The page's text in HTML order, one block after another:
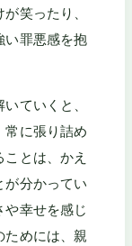
笑ったり、
い罪悪感を抱
ていくと、
常に張り詰め
とは、かえ
が分かってい
や幸せを感じ
ためには、親